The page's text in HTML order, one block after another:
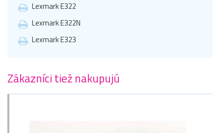
Lexmark E322
Lexmark E322N
Lexmark E323
Zákazníci tiež nakupujú